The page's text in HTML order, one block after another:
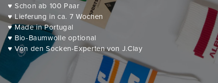
♥️ Schon ab 100 Paar
♥️ Lieferung in ca. 7 Wochen
♥️ Made in Portugal
♥️ Bio-Baumwolle optional
♥️ Von den Socken-Experten von J.Clay